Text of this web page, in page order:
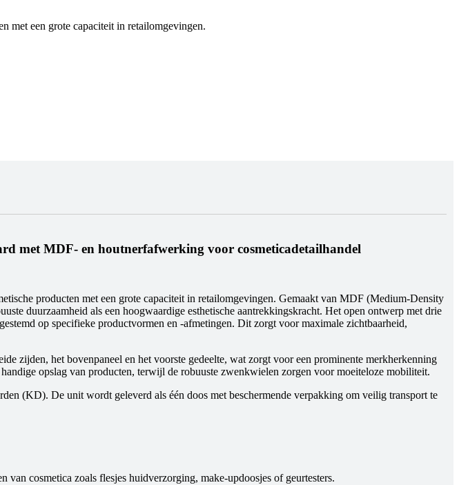
met een grote capaciteit in retailomgevingen.
met MDF- en houtnerfafwerking voor cosmeticadetailhandel
producten met een grote capaciteit in retailomgevingen. Gemaakt van MDF (Medium-Density
duurzaamheid als een hoogwaardige esthetische aantrekkingskracht. Het open ontwerp met drie
op specifieke productvormen en -afmetingen. Dit zorgt voor maximale zichtbaarheid,
zijden, het bovenpaneel en het voorste gedeelte, wat zorgt voor een prominente merkherkenning
opslag van producten, terwijl de robuuste zwenkwielen zorgen voor moeiteloze mobiliteit.
(KD). De unit wordt geleverd als één doos met beschermende verpakking om veilig transport te
cosmetica zoals flesjes huidverzorging, make-updoosjes of geurtesters.